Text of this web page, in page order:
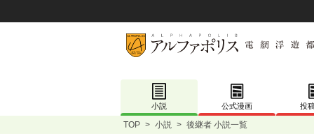
小説 公式漫画 投
TOP > 小説 > 後継者 小説一覧